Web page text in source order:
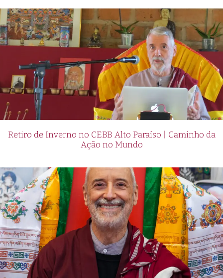
Retiro de Inverno no CEBB Alto Paraíso | Caminho da
Ação no Mundo